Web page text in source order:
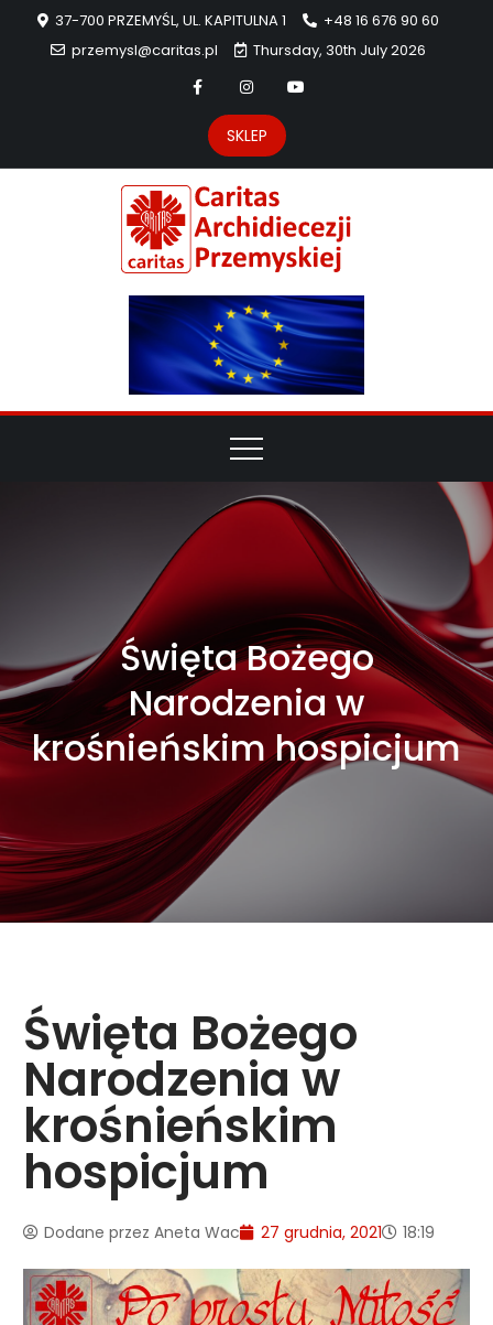
37-700 PRZEMYŚL, UL. KAPITULNA 1
+48 16 676 90 60
przemysl@caritas.pl
Thursday, 30th July 2026
SKLEP
Święta Bożego
Narodzenia w
krośnieńskim hospicjum
Święta Bożego
Narodzenia w
krośnieńskim
hospicjum
Dodane przez Aneta Wac 27 grudnia, 2021 18:19